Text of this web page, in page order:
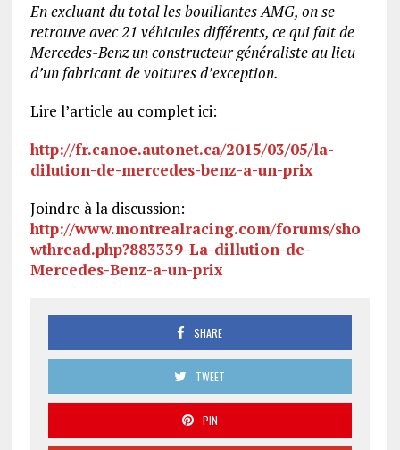
En excluant du total les bouillantes AMG, on se
retrouve avec 21 véhicules différents, ce qui fait de
Mercedes-Benz un constructeur généraliste au lieu
d’un fabricant de voitures d’exception.
Lire l’article au complet ici:
http://fr.canoe.autonet.ca/2015/03/05/la-
dilution-de-mercedes-benz-a-un-prix
Joindre à la discussion:
http://www.montrealracing.com/forums/sho
wthread.php?883339-La-dillution-de-
Mercedes-Benz-a-un-prix
SHARE
TWEET
PIN